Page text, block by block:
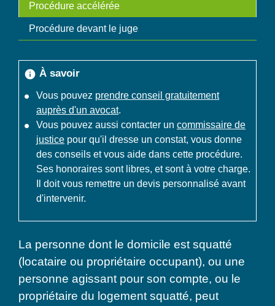
Procédure accélérée
Procédure devant le juge
info À savoir
Vous pouvez prendre conseil gratuitement
auprès d'un avocat.
Vous pouvez aussi contacter un commissaire de
justice pour qu'il dresse un constat, vous donne
des conseils et vous aide dans cette procédure.
Ses honoraires sont libres, et sont à votre charge.
Il doit vous remettre un devis personnalisé avant
d'intervenir.
La personne dont le domicile est squatté
(locataire ou propriétaire occupant), ou une
personne agissant pour son compte, ou le
propriétaire du logement squatté, peut